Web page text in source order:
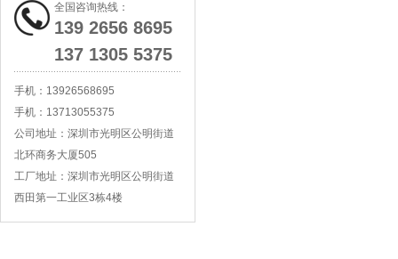
全国咨询热线：
139 2656 8695
137 1305 5375
手机： 13926568695
手机： 13713055375
公司地址： 深圳市光明区公明街道
北环商务大厦505
工厂地址： 深圳市光明区公明街道
西田第一工业区3栋4楼